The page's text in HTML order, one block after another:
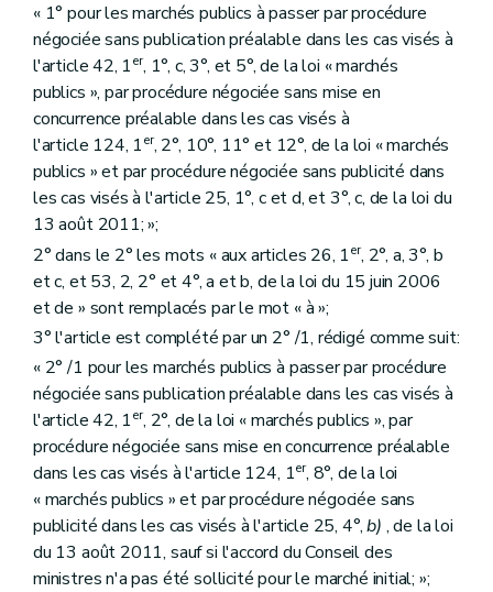
« 1° pour les marchés publics à passer par procédure
négociée sans publication préalable dans les cas visés à
l'article 42, 1er, 1°, c, 3°, et 5°, de la loi « marchés
publics », par procédure négociée sans mise en
concurrence préalable dans les cas visés à
l'article 124, 1er, 2°, 10°, 11° et 12°, de la loi « marchés
publics » et par procédure négociée sans publicité dans
les cas visés à l'article 25, 1°, c et d, et 3°, c, de la loi du
13 août 2011; »;
2° dans le 2° les mots « aux articles 26, 1er, 2°, a, 3°, b
et c, et 53, 2, 2° et 4°, a et b, de la loi du 15 juin 2006
et de » sont remplacés par le mot « à »;
3° l'article est complété par un 2° /1, rédigé comme suit:
« 2° /1 pour les marchés publics à passer par procédure
négociée sans publication préalable dans les cas visés à
l'article 42, 1er, 2°, de la loi « marchés publics », par
procédure négociée sans mise en concurrence préalable
dans les cas visés à l'article 124, 1er, 8°, de la loi
« marchés publics » et par procédure négociée sans
publicité dans les cas visés à l'article 25, 4°,b) , de la loi
du 13 août 2011, sauf si l'accord du Conseil des
ministres n'a pas été sollicité pour le marché initial; »;